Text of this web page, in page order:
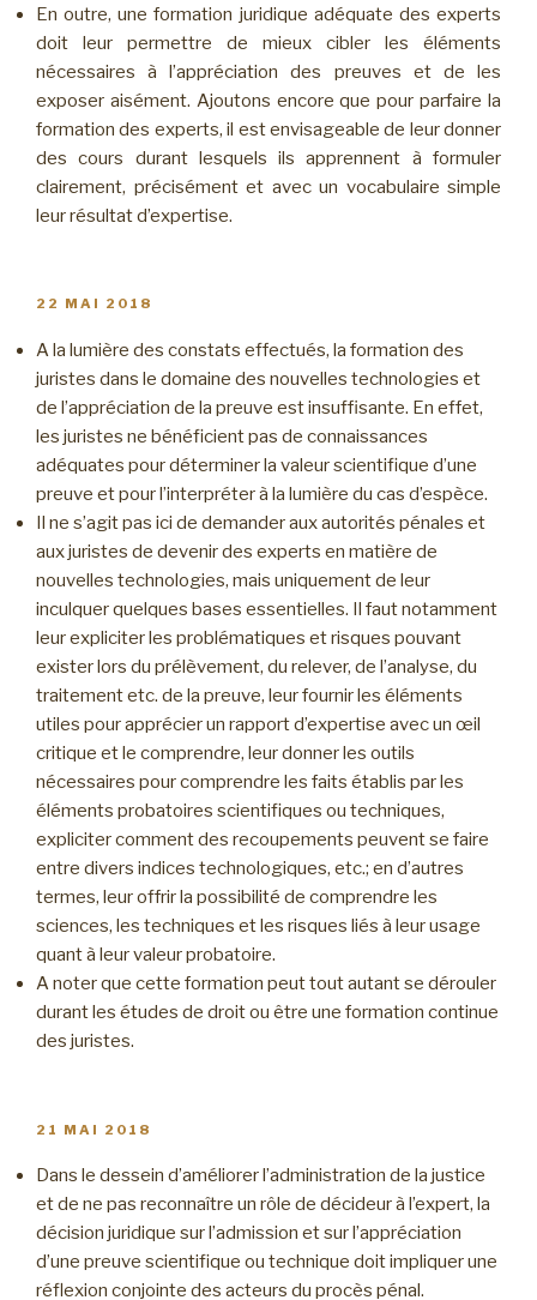
En outre, une formation juridique adéquate des experts
doit leur permettre de mieux cibler les éléments
nécessaires à l’appréciation des preuves et de les
exposer aisément. Ajoutons encore que pour parfaire la
formation des experts, il est envisageable de leur donner
des cours durant lesquels ils apprennent à formuler
clairement, précisément et avec un vocabulaire simple
leur résultat d’expertise.
PUBLIÉ
22 MAI 2018
A la lumière des constats effectués, la formation des
juristes dans le domaine des nouvelles technologies et
de l’appréciation de la preuve est insuffisante. En effet,
les juristes ne bénéficient pas de connaissances
adéquates pour déterminer la valeur scientifique d’une
preuve et pour l’interpréter à la lumière du cas d’espèce.
Il ne s’agit pas ici de demander aux autorités pénales et
aux juristes de devenir des experts en matière de
nouvelles technologies, mais uniquement de leur
inculquer quelques bases essentielles. Il faut notamment
leur expliciter les problématiques et risques pouvant
exister lors du prélèvement, du relever, de l’analyse, du
traitement etc. de la preuve, leur fournir les éléments
utiles pour apprécier un rapport d’expertise avec un œil
critique et le comprendre, leur donner les outils
nécessaires pour comprendre les faits établis par les
éléments probatoires scientifiques ou techniques,
expliciter comment des recoupements peuvent se faire
entre divers indices technologiques, etc.; en d’autres
termes, leur offrir la possibilité de comprendre les
sciences, les techniques et les risques liés à leur usage
quant à leur valeur probatoire.
A noter que cette formation peut tout autant se dérouler
durant les études de droit ou être une formation continue
des juristes.
PUBLIÉ
21 MAI 2018
Dans le dessein d’améliorer l’administration de la justice
et de ne pas reconnaître un rôle de décideur à l’expert, la
décision juridique sur l’admission et sur l’appréciation
d’une preuve scientifique ou technique doit impliquer une
réflexion conjointe des acteurs du procès pénal.